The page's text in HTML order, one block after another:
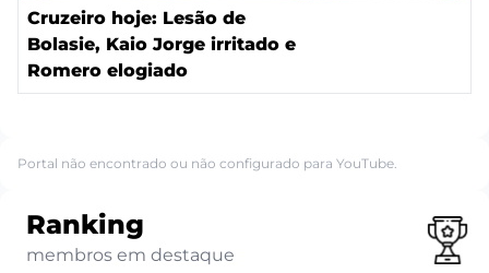
Cruzeiro hoje: Lesão de
Bolasie, Kaio Jorge irritado e
Romero elogiado
Portal não encontrado ou não configurado para YouTube.
Ranking
membros em destaque